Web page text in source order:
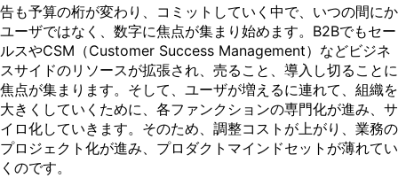
告も予算の桁が変わり、コミットしていく中で、いつの間にか
ユーザではなく、数字に焦点が集まり始めます。B2Bでもセー
ルスやCSM（Customer Success Management）などビジネ
スサイドのリソースが拡張され、売ること、導入し切ることに
焦点が集まります。そして、ユーザが増えるに連れて、組織を
大きくしていくために、各ファンクションの専門化が進み、サ
イロ化していきます。そのため、調整コストが上がり、業務の
プロジェクト化が進み、プロダクトマインドセットが薄れてい
くのです。